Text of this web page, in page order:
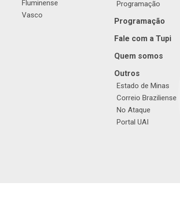
Fluminense
Vasco
Programação
Programação
Fale com a Tupi
Quem somos
Outros
Estado de Minas
Correio Braziliense
No Ataque
Portal UAI